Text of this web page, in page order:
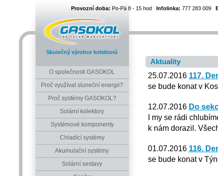
Provozní doba: Po-Pá 8 - 15 hod Infolinka: 777 283 009
Skutečný výrobce kolektorů
O společnosti GASOKOL
Proč využívat sluneční energii?
Proč systémy GASOKOL?
Solární kolektory
Systémové komponenty
Chladící systémy
Akumulační systémy
Solární sestavy
Aktuality
25.07.2016 117.
se bude konat v
12.07.2016 Do
I my se rádi
k nám dorazil.
01.07.2016 116.
se bude konat v